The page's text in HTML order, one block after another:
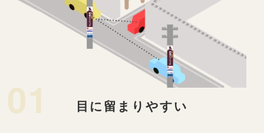
01 目に留まりやすい